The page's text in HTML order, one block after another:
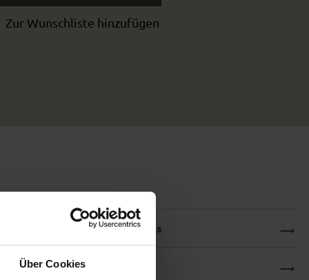
Über Cookies
Zur Wunschliste hinzufügen
Produktdetails
Downloads